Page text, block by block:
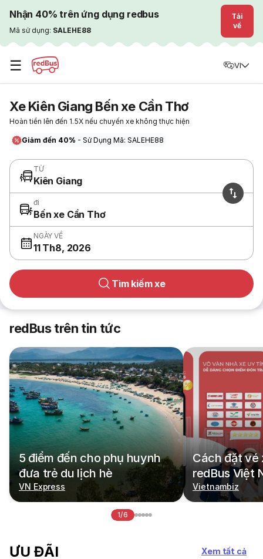
Nhận 40% trên ứng dụng redbus
Mã sử dụng: SALEHE88
Tải
về
☰ VI
Xe Kiên Giang Bến xe Cần Thơ
Hoàn tiền lên đến 1.5X nếu chuyến xe không thực hiện
Giảm đến 40% - Sử Dụng Mã: SALEHE88
TỪ
Kiên Giang
đi
Bến xe Cần Thơ
NGÀY VỀ
11 Th8, 2026
Tìm kiếm xe
redBus trên tin tức
5 điểm đến cho phụ huynh
đưa trẻ du lịch hè
VN Express
Cách đặt vé
redBus Việt
Vietnambiz
1/6
ƯU ĐÃI Xem tất cả